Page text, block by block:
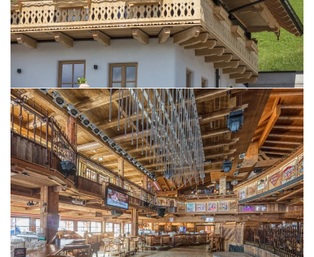
BILD ÖFFNEN
BILD ÖFFNEN